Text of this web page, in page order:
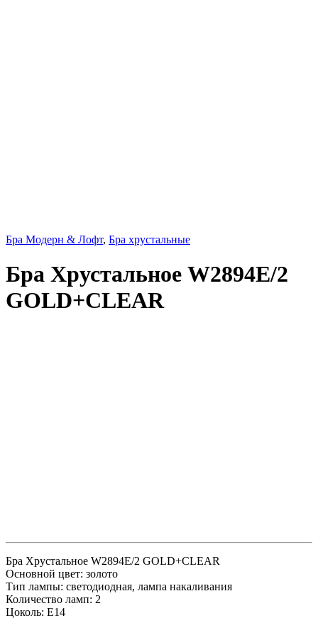
Бра Модерн & Лофт, Бра хрустальные
Бра Хрустальное W2894E/2
GOLD+CLEAR
Бра Хрустальное W2894E/2 GOLD+CLEAR
Основной цвет: золото
Тип лампы: светодиодная, лампа накаливания
Количество ламп: 2
Цоколь: E14